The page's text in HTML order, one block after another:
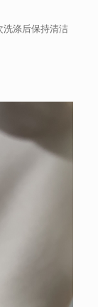
涤后保持清洁